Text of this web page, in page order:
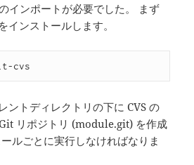
インポートが必要でした。 まず
インストールします。
ントディレクトリの下に CVS の
リポジトリ (module.git) を作成
ルごとに実行しなければなりま